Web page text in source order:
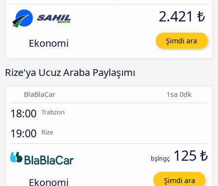
Ekonomi
2.421 ₺
Şimdi ara
Rize'ya Ucuz Araba Paylaşımı
BlaBlaCar 1sa 0dk
18:00 Trabzon
19:00 Rize
Ekonomi
bşlngç 125 ₺
Şimdi ara